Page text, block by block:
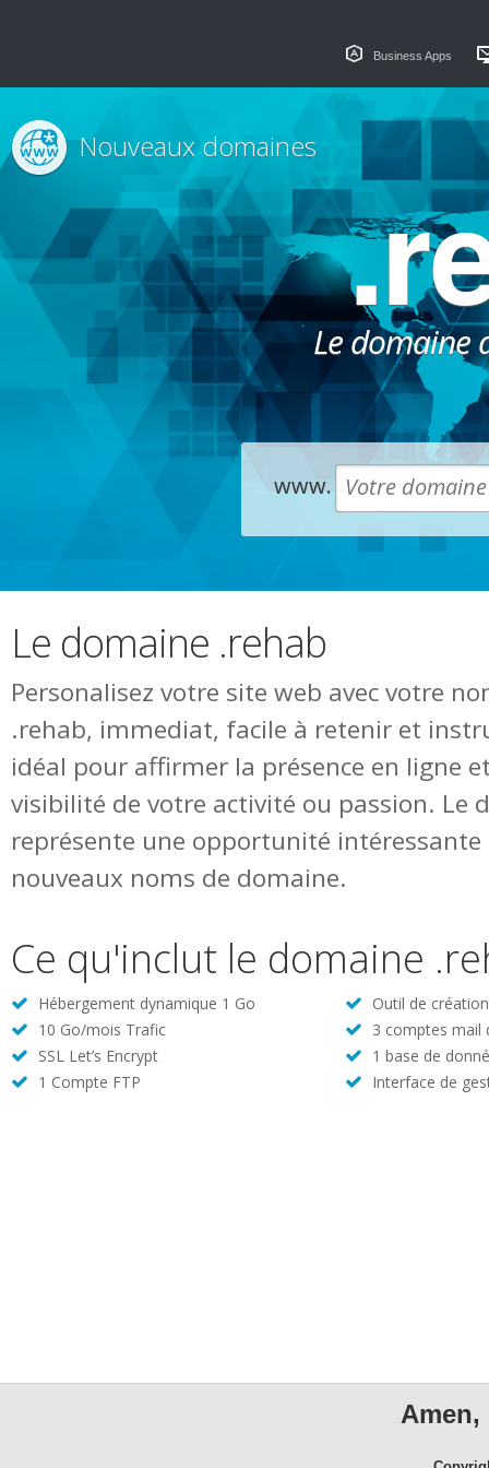
Business Apps
Le domaine
Nouveaux domaines
www.
Le domaine .rehab
Personalisez votre site web avec votre
.rehab, immediat, facile à retenir et
idéal pour affirmer la présence en ligne
visibilité de votre activité ou passion. Le
représente une opportunité
nouveaux noms de domaine.
Ce qu'inclut le domaine
Hébergement dynamique 1 Go
Outil de
10 Go/mois Trafic
3 comptes mail
SSL Let’s Encrypt
1 base de
1 Compte FTP
Interface de